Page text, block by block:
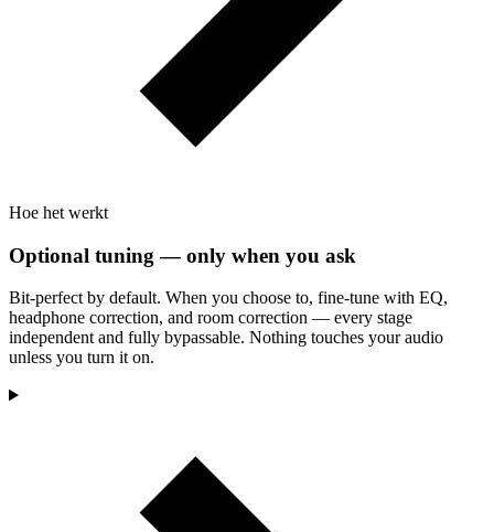
Hoe het werkt
Optional tuning — only when you ask
Bit-perfect by default. When you choose to, fine-tune with EQ,
headphone correction, and room correction — every stage
independent and fully bypassable. Nothing touches your audio
unless you turn it on.